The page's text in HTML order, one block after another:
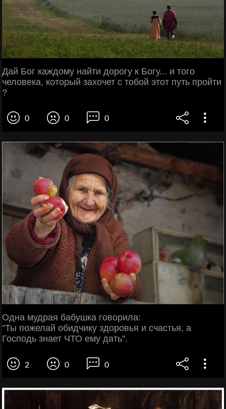
Дай Бог каждому найти дорогу к Богу... и того
человека, который захочет с тобой этот путь пройти
?
0 0 0
Одна мудрая бабушка говорила:
"Ты пожелай обидчику здоровья и счастья, а
Господь знает ЧТО ему дать".
2 0 0